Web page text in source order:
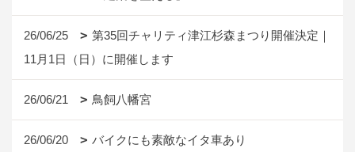
26/06/25
第35回チャリティ津江杉森まつり開催決定｜
11月1日（日）に開催します
26/06/21 鳥飼八幡宮
26/06/20 バイクにも素敵なイタ車あり